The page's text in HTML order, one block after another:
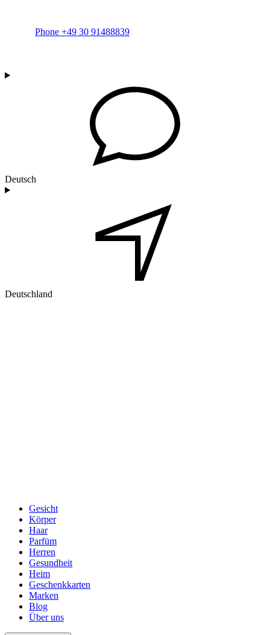
Phone +49 30 91488839
Deutsch
Deutschland
Gesicht
Körper
Haar
Parfüm
Herren
Gesundheit
Heim
Geschenkkarten
Marken
Blog
Über uns